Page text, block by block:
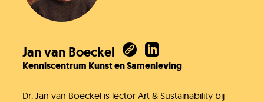
Jan van Boeckel
Kenniscentrum Kunst en Samenleving
Dr. Jan van Boeckel is lector Art & Sustainability bij